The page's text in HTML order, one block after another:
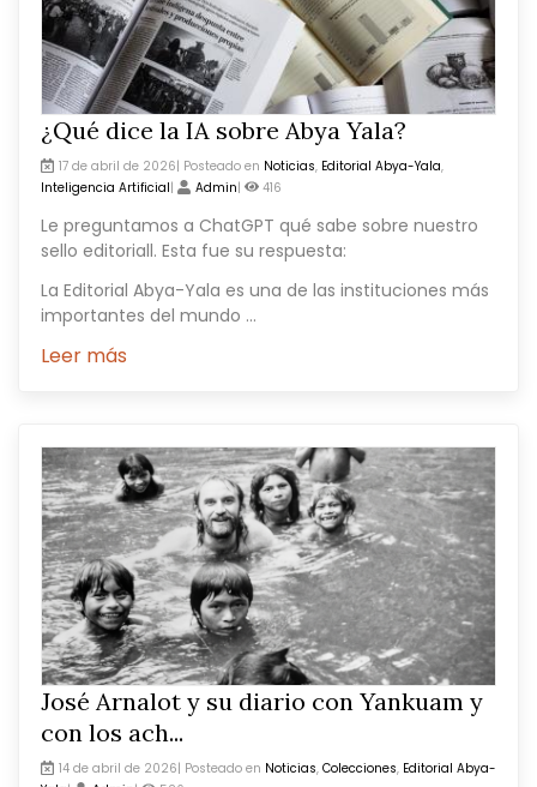
¿Qué dice la IA sobre Abya Yala?
17 de abril de 2026| Posteado en Noticias, Editorial Abya-Yala,
Inteligencia Artificial| Admin| 416
Le preguntamos a ChatGPT qué sabe sobre nuestro
sello editoriall. Esta fue su respuesta:
La Editorial Abya-Yala es una de las instituciones más
importantes del mundo ...
Leer más
José Arnalot y su diario con Yankuam y
con los ach...
14 de abril de 2026| Posteado en Noticias, Colecciones, Editorial Abya-